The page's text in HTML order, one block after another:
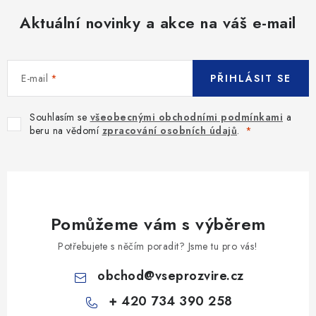
Aktuální novinky a akce na váš e-mail
E-mail
Souhlasím se všeobecnými obchodními podmínkami a
beru na vědomí zpracování osobních údajů.
PŘIHLÁSIT SE
Pomůžeme vám s výběrem
Potřebujete s něčím poradit? Jsme tu pro vás!
obchod@vseprozvire.cz
+ 420 734 390 258